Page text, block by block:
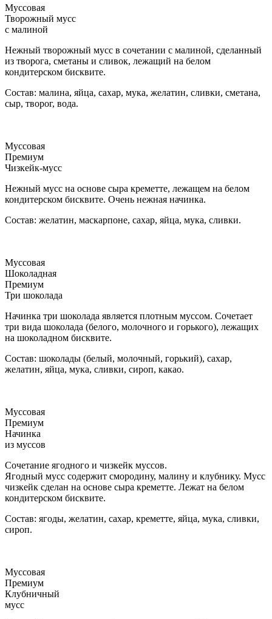
Муссовая
Творожный мусс
с малиной
Нежный творожный мусс в сочетании с малиной, сделанный
из творога, сметаны и сливок, лежащий на белом
кондитерском бисквите.
Состав: малина, яйца, сахар, мука, желатин, сливки, сметана,
сыр, творог, вода.
Муссовая
Премиум
Чизкейк-мусс
Нежный мусс на основе сыра креметте, лежащем на белом
кондитерском бисквите. Очень нежная начинка.
Состав: желатин, маскарпоне, сахар, яйца, мука, сливки.
Муссовая
Шоколадная
Премиум
Три шоколада
Начинка три шоколада является плотным муссом. Сочетает
три вида шоколада (белого, молочного и горького), лежащих
на шоколадном бисквите.
Состав: шоколады (белый, молочный, горький), сахар,
желатин, яйца, мука, сливки, сироп, какао.
Муссовая
Премиум
Начинка
из муссов
Сочетание ягодного и чизкейк муссов.
Ягодный мусс содержит смородину, малину и клубнику. Мусс
чизкейк сделан на основе сыра креметте. Лежат на белом
кондитерском бисквите.
Состав: ягоды, желатин, сахар, креметте, яйца, мука, сливки,
сироп.
Муссовая
Премиум
Клубничный
мусс